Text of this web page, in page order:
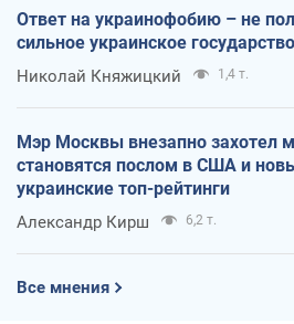
Ответ на украинофобию – не
сильное украинское государство
Николай Княжицкий 1,4 т.
Мэр Москвы внезапно захотел
становятся послом в США и
украинские топ-рейтинги
Александр Кирш 6,2 т.
Все мнения